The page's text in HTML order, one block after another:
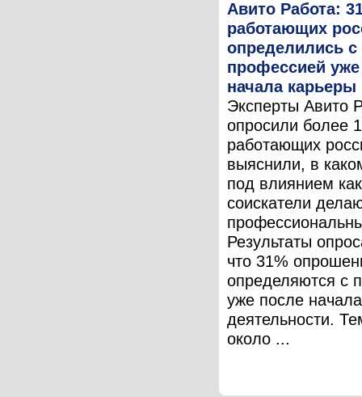
Авито Работа:
работающих
определились с
профессией
начала карьеры
Эксперты Авито
опросили более
работающих
выяснили, в
под влиянием
соискатели
Результаты
что 31%
определяются с
уже после
деятельности.
около ...